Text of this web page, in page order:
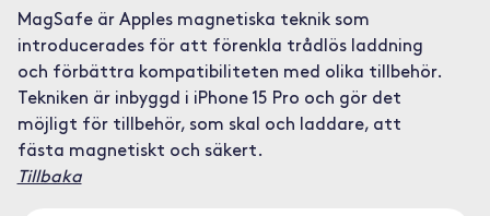
MagSafe är Apples magnetiska teknik som
introducerades för att förenkla trådlös laddning
och förbättra kompatibiliteten med olika tillbehör.
Tekniken är inbyggd i iPhone 15 Pro och gör det
möjligt för tillbehör, som skal och laddare, att
fästa magnetiskt och säkert.
Tillbaka